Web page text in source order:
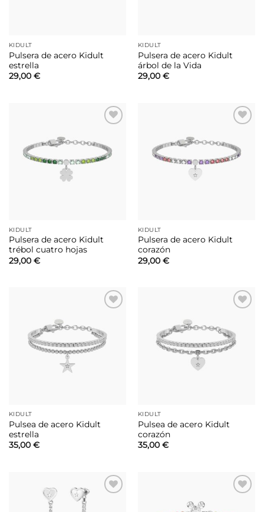
KIDULT
Pulsera de acero Kidult
estrella
29,00 €
KIDULT
Pulsera de acero Kidult
árbol de la Vida
29,00 €
lista de
deseos
KIDULT
Pulsera de acero Kidult
trébol cuatro hojas
29,00 €
lista de
deseos
KIDULT
Pulsera de acero Kidult
corazón
29,00 €
lista de
deseos
KIDULT
Pulsea de acero Kidult
estrella
35,00 €
lista de
deseos
KIDULT
Pulsea de acero Kidult
corazón
35,00 €